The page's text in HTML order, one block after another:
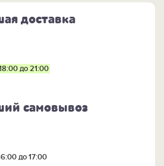
доставка
до 21:00
самовывоз
до 17:00